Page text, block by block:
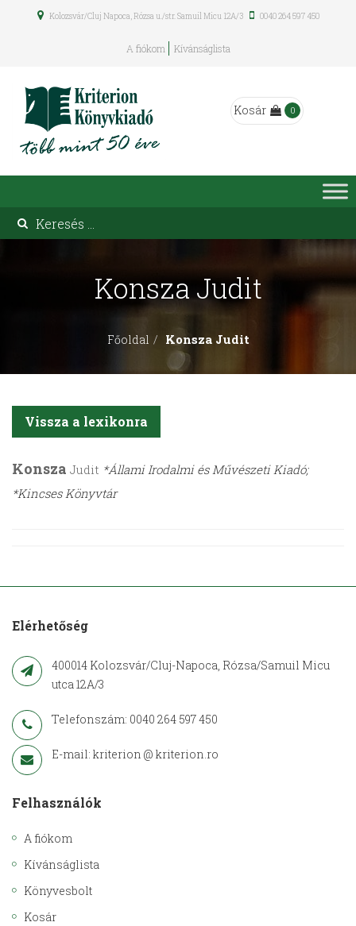
Kolozsvár/Cluj Napoca, Rózsa u./str. Samuil Micu 12A/3 0040 264 597 450
A fiókom Kívánságlista
Kosár 0
Konsza Judit
Főoldal Konsza Judit
Vissza a lexikonra
Konsza Judit *Állami Irodalmi és Művészeti Kiadó;
*Kincses Könyvtár
Elérhetőség
400014 Kolozsvár/Cluj-Napoca, Rózsa/Samuil Micu
utca 12A/3
Telefonszám: 0040 264 597 450
E-mail: kriterion @ kriterion.ro
Felhasználók
A fiókom
Kívánságlista
Könyvesbolt
Kosár